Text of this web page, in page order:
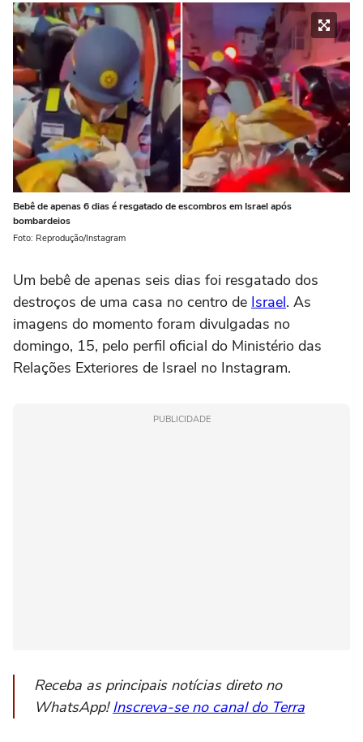
Bebê de apenas 6 dias é resgatado de escombros em Israel após
bombardeios
Foto: Reprodução/Instagram
Um bebê de apenas seis dias foi resgatado dos
destroços de uma casa no centro de Israel. As
imagens do momento foram divulgadas no
domingo, 15, pelo perfil oficial do Ministério das
Relações Exteriores de Israel no Instagram.
PUBLICIDADE
Receba as principais notícias direto no
WhatsApp!Inscreva-se no canal do Terra